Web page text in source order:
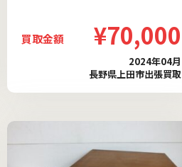
買取金額 ¥70,000
2024年04月
長野県上田市出張買取